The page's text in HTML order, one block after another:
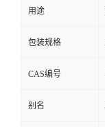
用途
包装规格
CAS编号
别名